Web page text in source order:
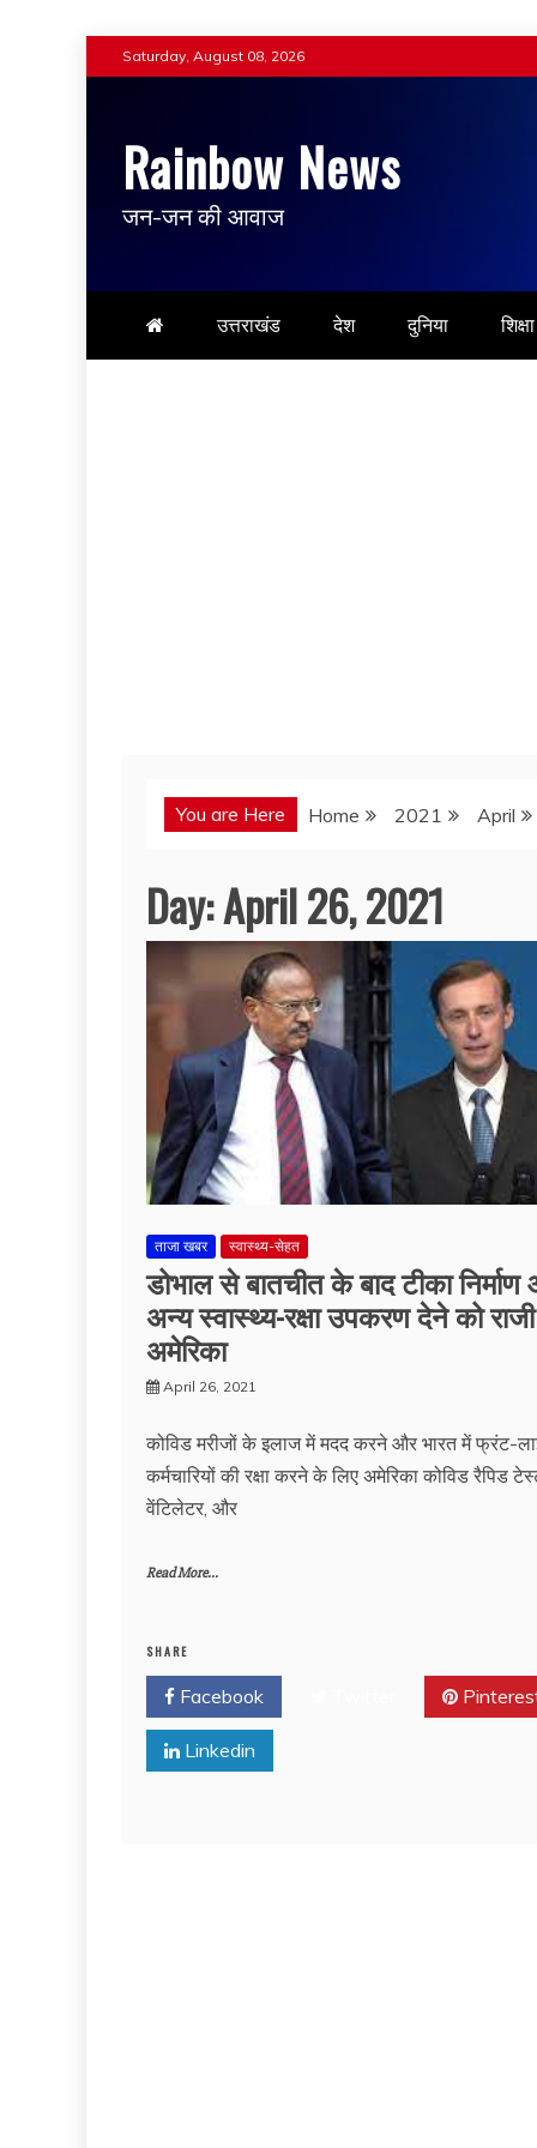
to
Saturday, August 08, 2026
Rainbow News
जन-जन की आवाज
उत्तराखंड देश दुनिया शिक्षा
You are Here Home 2021 April
Day:April 26, 2021
ताजा खबर स्वास्थ्य-सेहत
डोभाल से बातचीत के बाद टीका
अन्य स्वास्थ्य-रक्षा उपकरण देने को राजी
अमेरिका
April 26, 2021
कोविड मरीजों के इलाज में मदद करने और भारत में फ्रंट-
कर्मचारियों की रक्षा करने के लिए अमेरिका कोविड रैपिड
वेंटिलेटर, और
Read More...
SHARE
Facebook
Linkedin